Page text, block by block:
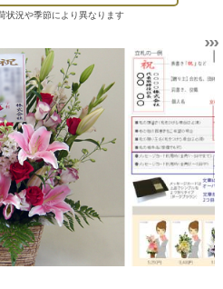
状況や季節により異なります